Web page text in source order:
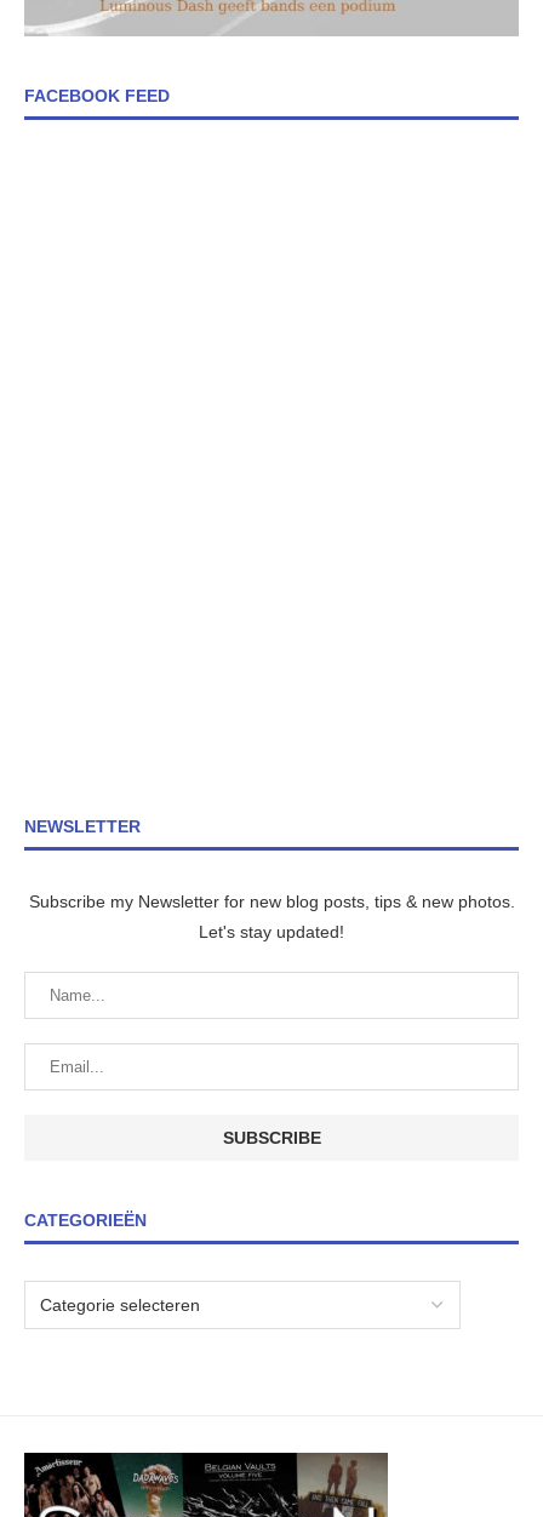
FACEBOOK FEED
NEWSLETTER
Subscribe my Newsletter for new blog posts, tips & new photos.
Let's stay updated!
CATEGORIEËN